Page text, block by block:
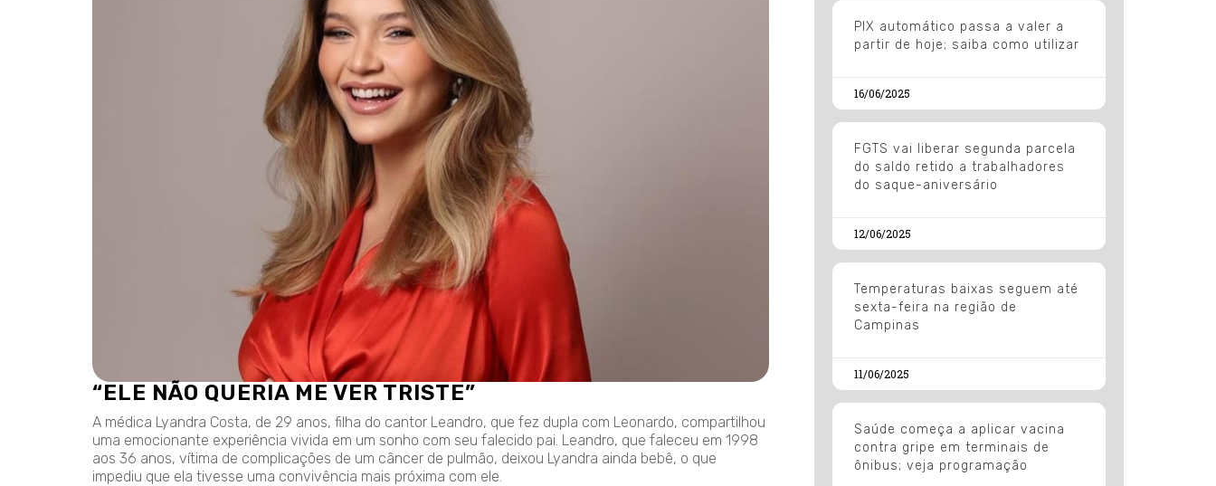
“ELE NÃO QUERIA ME VER TRISTE”
A médica Lyandra Costa, de 29 anos, filha do cantor Leandro, que fez dupla com Leonardo, compartilhou
uma emocionante experiência vivida em um sonho com seu falecido pai. Leandro, que faleceu em 1998
aos 36 anos, vítima de complicações de um câncer de pulmão, deixou Lyandra ainda bebê, o que
impediu que ela tivesse uma convivência mais próxima com ele.
PIX automático passa a valer a
partir de hoje; saiba como utilizar
16/06/2025
FGTS vai liberar segunda parcela
do saldo retido a trabalhadores
do saque-aniversário
12/06/2025
Temperaturas baixas seguem até
sexta-feira na região de
Campinas
11/06/2025
Saúde começa a aplicar vacina
contra gripe em terminais de
ônibus; veja programação